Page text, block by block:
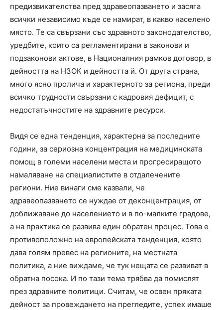
предизвикателства пред здравеопазването и засяга
всички независимо къде се намират, в какво населено
място. Те са свързани със здравното законодателство,
уредбите, които са регламентирани в законови и
подзаконови актове, в Националния рамков договор, в
дейността на НЗОК и дейността й. От друга страна,
много ясно пролича и характерното за региона, преди
всичко трудности свързани с кадровия дефицит, с
недостатъчностите на здравните ресурси.
Видя се една тенденция, характерна за последните
години, за сериозна концентрация на медицинската
помощ в големи населени места и прогресиращото
намаляване на специалистите в отдалечените
региони. Ние винаги сме казвали, че
здравеопазването се нуждае от деконцентрация, от
доближаване до населението и в по-малките градове,
а на практика се развива един обратен процес. Това е
противоположно на европейската тенденция, която
дава голям превес на регионите, на местната
политика, а ние виждаме, че тук нещата се развиват в
обратна посока. И по тази тема трябва да помислят
през здравните политици. Считам, че освен пряката
дейност за провеждането на прегледите, успех имаше